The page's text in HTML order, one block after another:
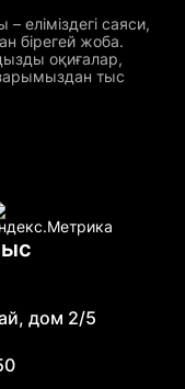
еліміздегі саяси,
бірегей жоба.
оқиғалар,
тыс
дом 2/5